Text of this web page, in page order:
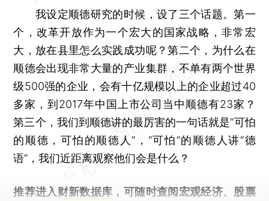
我设定顺德研究的时候，设了三个话题。第一
个，改革开放作为一个宏大的国家战略，非常宏
大，放在县里怎么实践成功呢？第二个，为什么在
顺德会出现非常大量的产业集群，不单有两个世界
级500强的企业，会有十亿规模以上的企业超过40
多家，到2017年中国上市公司当中顺德有23家？
第三个，我们到顺德讲的最厉害的一句话就是“可怕
的顺德，可怕的顺德人”，“可怕”的顺德人讲“德
语”，我们近距离观察他们会是什么？
推荐进入 财新数据库 ，可随时查阅宏观经济、股票